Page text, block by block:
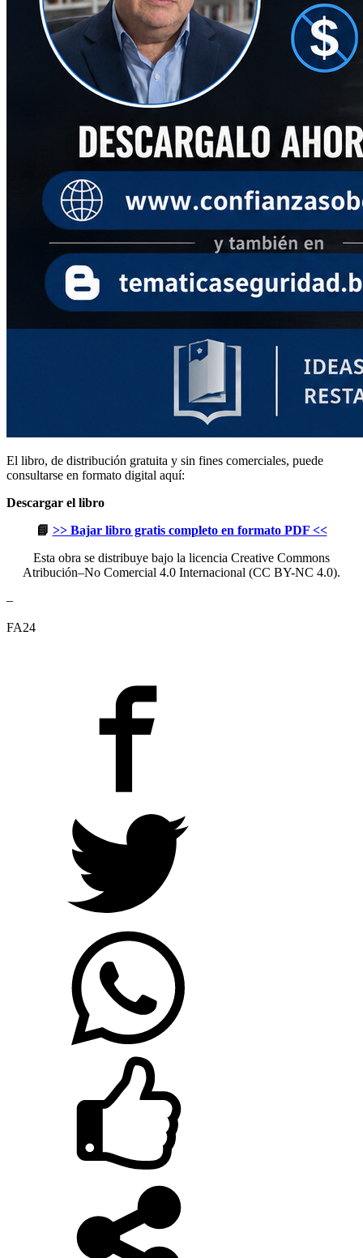
El libro, de distribución gratuita y sin fines comerciales, puede
consultarse en formato digital aquí:
Descargar el libro
📘 >> Bajar libro gratis completo en formato PDF <<
Esta obra se distribuye bajo la licencia Creative Commons
Atribución–No Comercial 4.0 Internacional (CC BY-NC 4.0).
–
FA24